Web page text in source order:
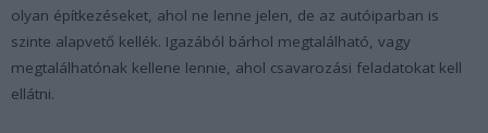
olyan építkezéseket, ahol ne lenne jelen, de az autóiparban is
szinte alapvető kellék. Igazából bárhol megtalálható, vagy
megtalálhatónak kellene lennie, ahol csavarozási feladatokat kell
ellátni.